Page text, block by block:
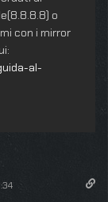
o
con i mirror
al-